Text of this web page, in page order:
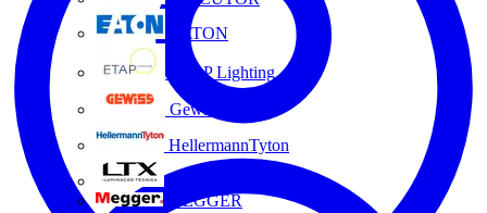
EATON
ETAP Lighting
Gewiss
HellermannTyton
MEGGER